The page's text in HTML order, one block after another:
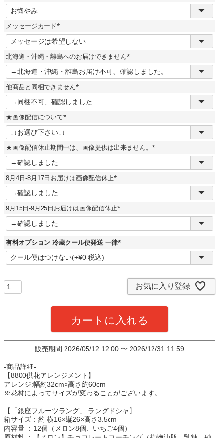
(
必
須
)
メッセージカード
(
必
須
)
北海道・沖縄・離島へのお届けできません
(
必
須
他商品と同梱できません
(
必
須
★画像配信について
(
必
須
)
★画像配信休止期間中は、画像提供は出来ません。
(
須
8月4日-8月17日お届けは画像配信休止
(
須
)
9月15日-9月25日お届けは画像配信休止
(
須
)
有料オプション 冷蔵クール便発送 一律
(
須
お気に入り登録
カートに入れる
販売期間 2026/05/12 12:00 〜 2026/12/31 11:59
-商品詳細-
【8800供花アレンジメント】
アレンジ:幅約32cm×高さ約60cm
※花材によってサイズが変わることがございます。
【「銀座フルーツラング」 ラングドシャ】
箱サイズ：約 横16×縦26×高さ3.5cm
内容量 ：12個（メロン8個、いちご4個）